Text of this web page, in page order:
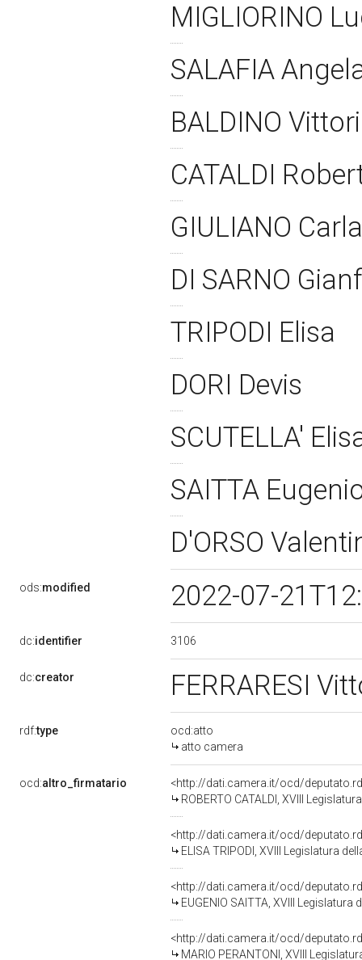
MIGLIORINO
SALAFIA
BALDINO
CATALDI
GIULIANO
DI SARNO
TRIPODI Elisa
DORI Devis
SCUTELLA'
SAITTA
D'ORSO
ods:modified 2022-07-
dc:identifier 3106
dc:creator FERRARESI
rdf:type
ocd:atto
atto camera
ocd:altro_firmatario
<http://dati.camera.it/ocd/
ROBERTO CATALDI, XVIII
<http://dati.camera.it/ocd/
ELISA TRIPODI, XVIII Legislatura
<http://dati.camera.it/ocd/
EUGENIO SAITTA, XVIII Legislatura
<http://dati.camera.it/ocd/
MARIO PERANTONI, XVIII